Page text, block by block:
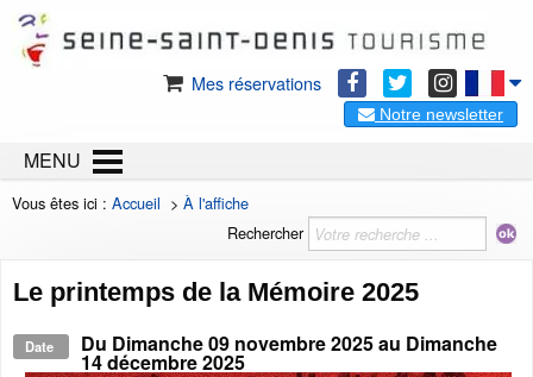
Mes réservations
Notre newsletter
MENU
Vous êtes ici : Accueil > À l'affiche
Rechercher
Le printemps de la Mémoire 2025
Date Du Dimanche 09 novembre 2025au Dimanche
14 décembre 2025